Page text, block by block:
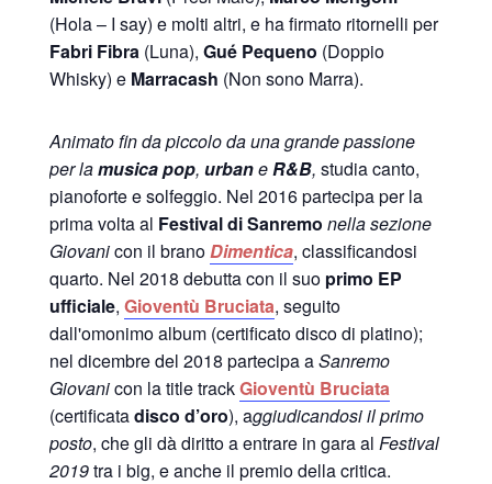
(Hola – I say) e molti altri, e ha firmato ritornelli per
Fabri Fibra(Luna), Gué Pequeno (Doppio
Whisky) e Marracash (Non sono Marra).
Animato fin da piccolo da una grande passione
per lamusica pop, urbaneR&B, studia canto,
pianoforte e solfeggio. Nel 2016 partecipa per la
prima volta al Festival di Sanremo nella sezione
Giovanicon il branoDimentica, classificandosi
quarto. Nel 2018 debutta con il suo primo EP
ufficiale, Gioventù Bruciata, seguito
dall'omonimo album (certificato disco di platino);
nel dicembre del 2018 partecipa aSanremo
Giovanicon la title trackGioventù Bruciata
(certificatadisco d’oro), aggiudicandosi il primo
posto, che gli dà diritto a entrare in gara al Festival
2019tra i big, e anche il premio della critica.